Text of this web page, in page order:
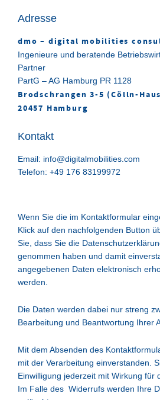
Adresse
dmo – digital mobilities
Ingenieure und beratende
Partner
PartG – AG Hamburg PR 1128
Brodschrangen 3-5 (Cölln-
20457 Hamburg
Kontakt
Email: info@digitalmobilities.com
Telefon: +49 176 83199972
Wenn Sie die im Kontaktformular
Klick auf den nachfolgenden Button
Sie, dass Sie die
genommen haben und damit
angegebenen Daten elektronisch
werden.
Die Daten werden dabei nur streng
Bearbeitung und Beantwortung Ihrer
Mit dem Absenden des
mit der Verarbeitung einverstanden.
Einwilligung jederzeit mit Wirkung für
Im Falle des Widerrufs werden Ihre